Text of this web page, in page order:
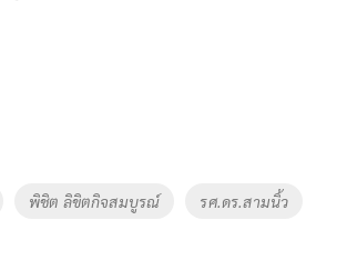
พิชิต ลิขิตกิจสมบูรณ์ รศ.ดร.สามนิ้ว